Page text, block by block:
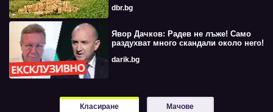
dbr.bg
Явор Дачков: Радев не лъже! Само
раздухват много скандали около него!
darik.bg
Класиране Мачове